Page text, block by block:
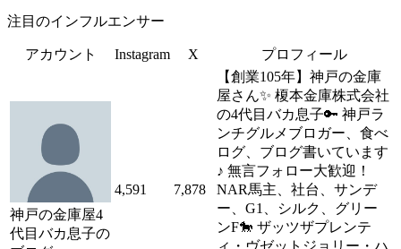
注目のインフルエンサー
アカウント Instagram X プロフィール
神戸の金庫屋4
代目バカ息子の
4,591 7,878
【創業105年】神戸の金庫
屋さん✨ 榎本金庫株式会社
の4代目バカ息子🔑 神戸ラ
ンチグルメブロガー、食べ
ログ、ブログ書いています
♪ 無言フォロー大歓迎！
NAR馬主、社台、サンデ
ー、G1、シルク、グリー
ンF🐎 ザッツザプレンテ
ィ・ヴゼットジョリー・ハ